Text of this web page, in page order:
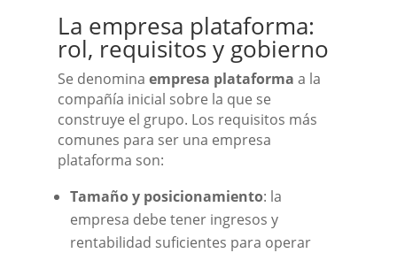
La empresa plataforma:
rol, requisitos y gobierno
Se denomina empresa plataforma a la
compañía inicial sobre la que se
construye el grupo. Los requisitos más
comunes para ser una empresa
plataforma son:
Tamaño y posicionamiento: la
empresa debe tener ingresos y
rentabilidad suficientes para operar